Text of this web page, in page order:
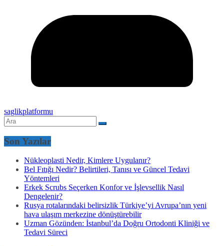
saglikplatformu
Son Yazılar
Nükleoplasti Nedir, Kimlere Uygulanır?
Bel Fıtığı Nedir? Belirtileri, Tanısı ve Güncel Tedavi
Yöntemleri
Erkek Scrubs Seçerken Konfor ve İşlevsellik Nasıl
Dengelenir?
Rusya rotalarındaki belirsizlik Türkiye’yi Avrupa’nın yeni
hava ulaşım merkezine dönüştürebilir
Uzman Gözünden: İstanbul’da Doğru Ortodonti Kliniği ve
Tedavi Süreci